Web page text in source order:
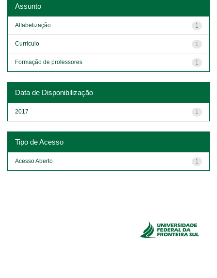
Assunto
1
Alfabetização
1
Currículo
1
Formação de professores
Data de Disponibilização
1
2017
Tipo de Acesso
1
Acesso Aberto